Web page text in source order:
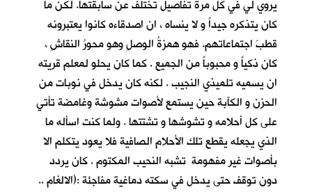
يروي لي في كل مرة تفاصيل تختلف عن سابقتها. لكن ما
كان يتذكره جيداً و لا ينساه ، ان اصدقاءه كانوا يعتبرونه
قطبَ اجتماعاتهم. فهو همزةُ الوصلِ وهو محورُ النقاشِ ،
كان ذكياً و محبوباً من الجميع . كما كان يحلو لمعلم قريته
ان يسميه تلميذي النجيب . لكنه كان يدخل في نوبات من
الحزن و الكآبة حين يستمع لأصوات مشوشة وغامضة تأتي
على كل أحلامه و تشوشها و تشتتها . ولما كنت اسأله ما
الذي يجعله يقطع تلك الأحلام الصافية فلا يعود يتكلم الا
بأصوات غير مفهومة تشبه النحيب المكتوم . كان يردد
دون توقف حتى يدخل في سكته دماغية مفاجئة :(الالغام ..